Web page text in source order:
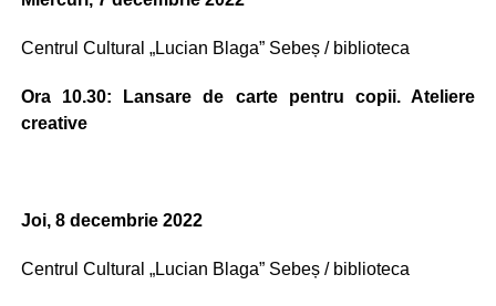
Centrul Cultural „Lucian Blaga” Sebeș / biblioteca
Ora 10.30: Lansare de carte pentru copii. Ateliere
creative
Joi, 8 decembrie 2022
Centrul Cultural „Lucian Blaga” Sebeș / biblioteca